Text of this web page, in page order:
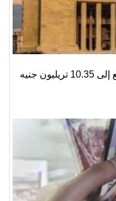
المركزي:الودائع بالعملة المحلية ترتفع إلى 10.35 تريليون جنيه